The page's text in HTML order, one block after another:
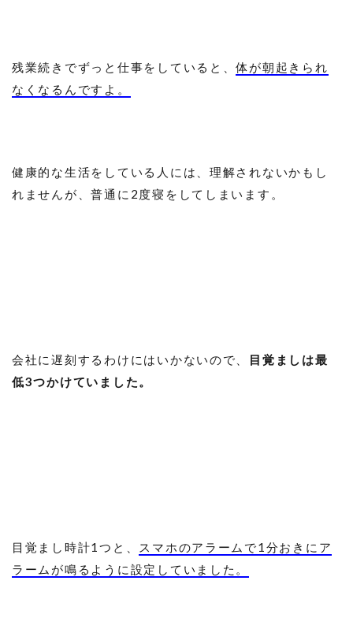
残業続きでずっと仕事をしていると、体が朝起きられ
なくなるんですよ。
健康的な生活をしている人には、理解されないかもし
れませんが、普通に2度寝をしてしまいます。
会社に遅刻するわけにはいかないので、 目覚ましは最
低3つかけていました。
目覚まし時計1つと、 スマホのアラームで1分おきにア
ラームが鳴るように設定していました。